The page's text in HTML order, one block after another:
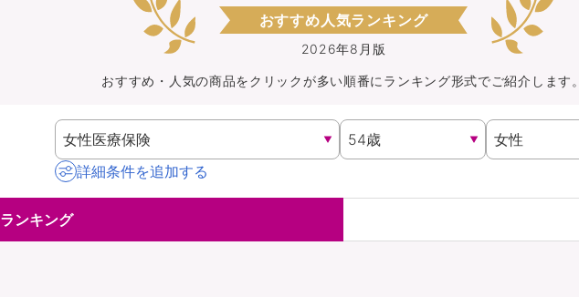
持病がある方向け
持病がある方向け
がん保険
バイク保険 火災保険
ペット保険
イオンカード会員さま
専用保険（損害保険）
WAON POINT還元型保険
2026年8月版
おすすめ人気ランキング
おすすめ・人気の商品をクリックが多い順番にランキング形式でご紹介します。
詳細条件を追加する
ランキング